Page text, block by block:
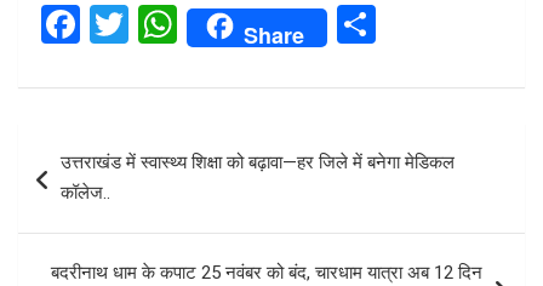
F
ce
o
k
T
tt
er
W
h
at
s
A
p
Share
ar
e
navigation
उत्तराखंड में स्वास्थ्य शिक्षा को बढ़ावा—हर जिले में बनेगा मेडिकल
कॉलेज..
बदरीनाथ धाम के कपाट 25 नवंबर को बंद, चारधाम यात्रा अब 12 दिन